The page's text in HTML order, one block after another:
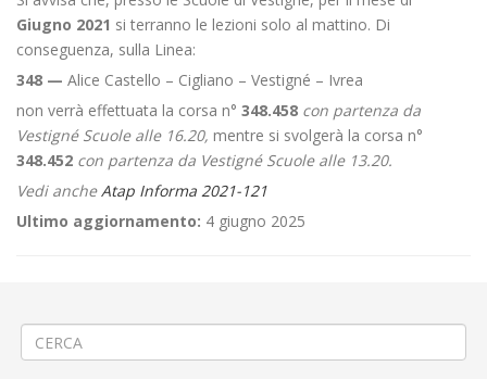
Giugno 2021 si terranno le lezioni solo al mattino. Di
conseguenza, sulla Linea:
348 — Alice Castello – Cigliano – Vestigné – Ivrea
non verrà effettuata la corsa n° 348.458 con partenza da
Vestigné Scuole alle 16.20, mentre si svolgerà la corsa n°
348.452 con partenza da Vestigné Scuole alle 13.20.
Vedi ancheAtap Informa 2021-121
Ultimo aggiornamento: 4 giugno 2025